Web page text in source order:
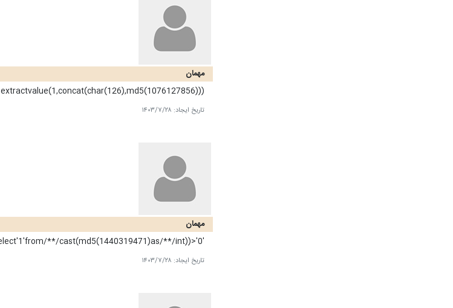
مهمان
extractvalue(1,concat(char(126),md5(1076127856)))
تاریخ ایجاد: ۱۴۰۳/۷/۲۸
مهمان
'and(select'1'from/**/cast(md5(1440319471)as/**/int))>'0
تاریخ ایجاد: ۱۴۰۳/۷/۲۸